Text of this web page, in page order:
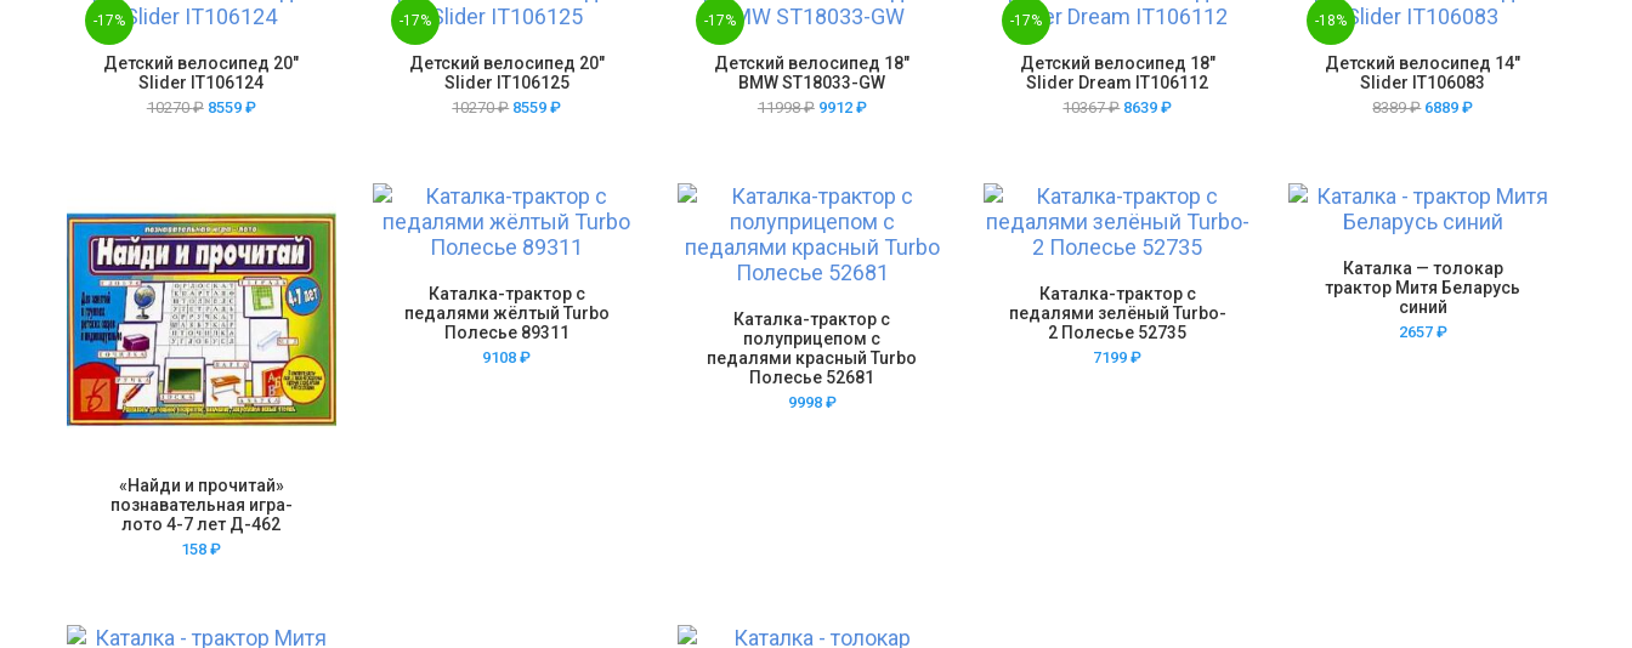
Детский велосипед 20″
Slider IT106124
10270₽ 8559 ₽
-17%
Детский велосипед 20″
Slider IT106125
10270₽ 8559₽
-17%
Детский велосипед 18″
BMW ST18033-GW
11998₽ 9912 ₽
-17%
Детский велосипед 18″
Slider Dream IT106112
10367₽ 8639₽
-17%
Детский велосипед 14″
Slider IT106083
8389₽ 6889₽
-18%
«Найди и прочитай»
познавательная игра-
лото 4-7 лет Д-462
158₽
Каталка-трактор с
педалями жёлтый Turbo
Полесье 89311
9108₽
Каталка-трактор с
полуприцепом с
педалями красный Turbo
Полесье 52681
9998 ₽
Каталка-трактор с
педалями зелёный Turbo-
2 Полесье 52735
7199₽
Каталка — толокар
трактор Митя Беларусь
синий
2657 ₽